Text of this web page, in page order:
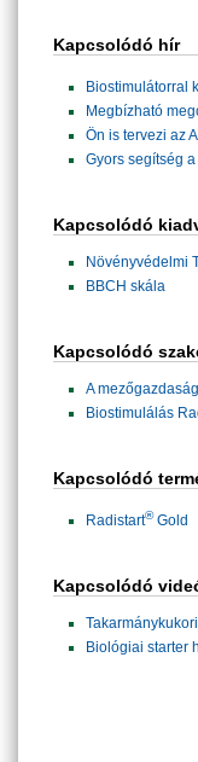
Kapcsolódó hír
Biostimulátorral
Megbízható
Ön is tervezi az
Gyors segítség
Kapcsolódó
Növényvédelmi
BBCH skála
Kapcsolódó
A
Biostimulálás
Kapcsolódó
Radistart®Gold
Kapcsolódó
Biológiai starter